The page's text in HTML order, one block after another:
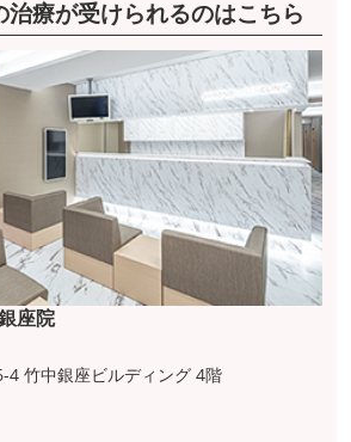
療が受けられるのはこちら
座院
4 竹中銀座ビルディング 4階